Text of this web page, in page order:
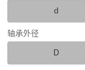
d
轴承外径
D